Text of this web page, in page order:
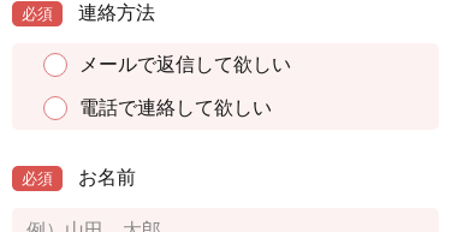
必須 連絡方法
メールで返信して欲しい
電話で連絡して欲しい
必須 お名前